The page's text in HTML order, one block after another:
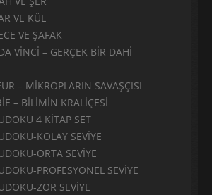
VE KÜL
VE ŞAFAK
VİNCİ – GERÇEK BİR DAHİ
– MİKROPLARIN SAVAŞÇISI
– BİLİMİN KRALİÇESİ
4 KİTAP SET
KOLAY SEVİYE
ORTA SEVİYE
PROFESYONEL SEVİYE
ZOR SEVİYE